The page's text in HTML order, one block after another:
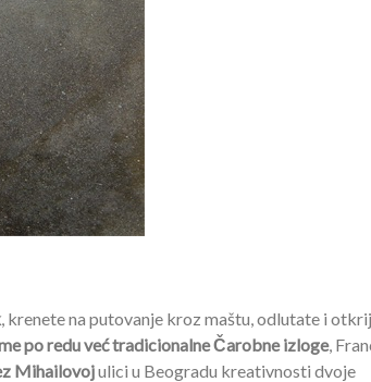
, krenete na putovanje kroz maštu, odlutate i
po redu već tradicionalne Čarobne izloge,
Mihailovojulici u Beogradu kreativnosti dvoje